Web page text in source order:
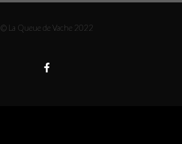
© La Queue de Vache 2022